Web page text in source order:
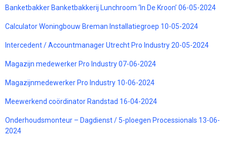
Banketbakker Banketbakkerij Lunchroom ‘In De Kroon’ 06-05-2024
Calculator Woningbouw Breman Installatiegroep 10-05-2024
Intercedent / Accountmanager Utrecht Pro Industry 20-05-2024
Magazijn medewerker Pro Industry 07-06-2024
Magazijnmedewerker Pro Industry 10-06-2024
Meewerkend coördinator Randstad 16-04-2024
Onderhoudsmonteur – Dagdienst / 5-ploegen Processionals 13-06-
2024